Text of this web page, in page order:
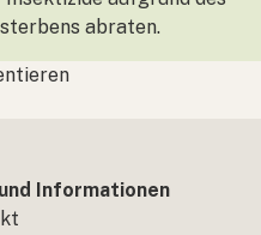
abraten.
Informationen